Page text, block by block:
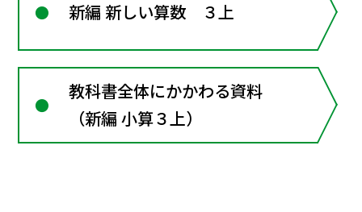
新編 新しい算数 ３上
教科書全体にかかわる資料
（新編 小算３上）